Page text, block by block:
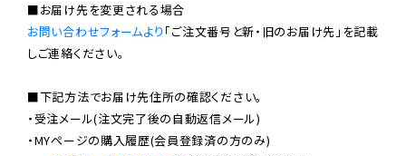
お問い合わせフォームより 「ご注文番号と新・旧のお届け先」を記載
しご連絡ください。
■下記方法でお届け先住所の確認ください。
・受注メール(注文完了後の自動返信メール)
・MYページの購入履歴(会員登録済の方のみ)